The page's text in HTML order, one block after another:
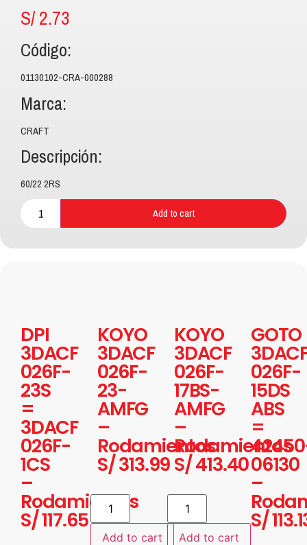
S/2.73
Código:
01130102-CRA-000288
Marca:
CRAFT
Descripción:
60/22 2RS
Add to cart
DPI
3DACF
026F-
23S
=
3DACF
026F-
1CS
–
Rodamientos
S/117.65
KOYO
3DACF
026F-
23-
AMFG
–
Rodamientos
S/313.99
Add to cart
KOYO
3DACF
026F-
17BS-
AMFG
–
Rodamientos
S/413.40
Add to cart
GOTO
026F-
15DS
ABS
=
06130
–
S/